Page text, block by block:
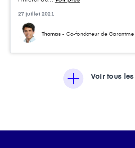
27 juillet 2021
Thomas- Co-fondateur de Garantme
Voir tous